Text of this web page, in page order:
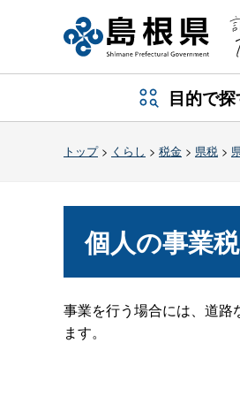
目的で
トップ> くらし > 税金 > 県税 >
個人の事業税
事業を行う場合には、道
ます。